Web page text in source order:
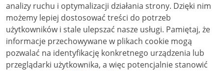
analizy ruchu i optymalizacji działania strony. Dzięki nim
możemy lepiej dostosować treści do potrzeb
użytkowników i stale ulepszać nasze usługi. Pamiętaj, że
informacje przechowywane w plikach cookie mogą
pozwalać na identyfikację konkretnego urządzenia lub
przeglądarki użytkownika, a więc potencjalnie stanowić